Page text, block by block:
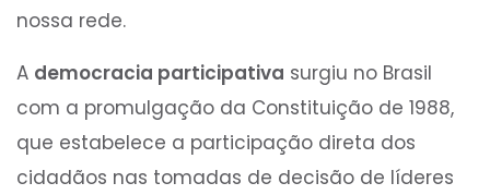
nossa rede.
A democracia participativa surgiu no Brasil
com a promulgação da Constituição de 1988,
que estabelece a participação direta dos
cidadãos nas tomadas de decisão de líderes